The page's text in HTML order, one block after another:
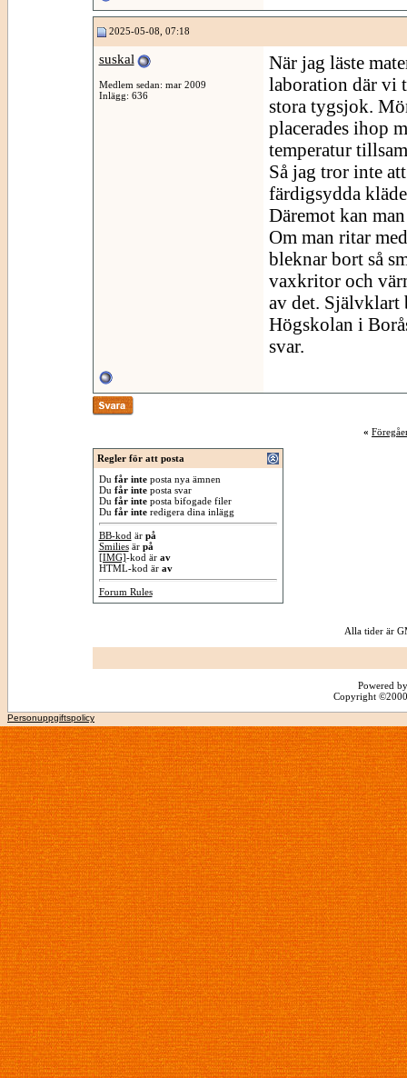
2025-05-08, 07:18
suskal
Medlem sedan: mar 2009
Inlägg: 636
När jag läste
laboration där vi
stora tygsjok.
placerades ihop
temperatur
Så jag tror inte
färdigsydda
Däremot kan
Om man ritar
bleknar bort så
vaxkritor och
av det. Självklart
Högskolan i
svar.
«
Regler för att posta
Du får inteposta nya ämnen
Du får inteposta svar
Du får inteposta bifogade filer
Du får interedigera dina inlägg
BB-kod är på
Smiliesär på
[IMG]-kod är av
HTML-kod är av
Forum Rules
Alla tider är
Powered
Copyright
Personuppgiftspolicy